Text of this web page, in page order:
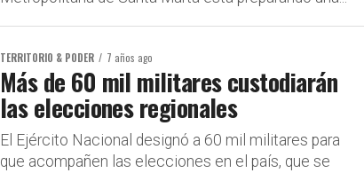
TERRITORIO & PODER 7 años ago
Más de 60 mil militares custodiarán
las elecciones regionales
El Ejército Nacional designó a 60 mil militares para
que acompañen las elecciones en el país, que se